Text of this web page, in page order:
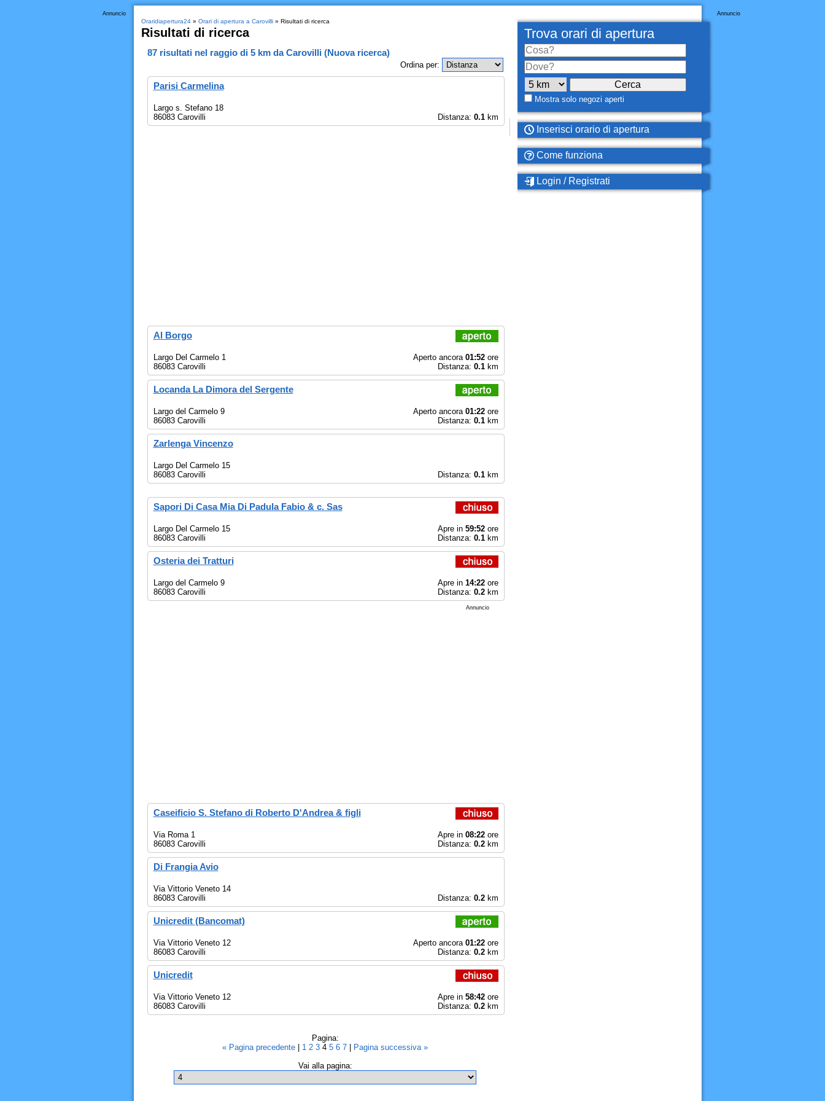
Annuncio
Oraridiapertura24» Orari di apertura a Carovilli» Risultati di ricerca
Risultati di ricerca
87risultati nel raggio di 5 kmdaCarovilli (Nuova ricerca)
Ordina per:
Parisi Carmelina
Largo s. Stefano 18
86083 Carovilli
Distanza: 0.1km
Al Borgo
Largo Del Carmelo 1
86083 Carovilli
Aperto ancora 01:52ore
Distanza: 0.1km
Locanda La Dimora del Sergente
Largo del Carmelo 9
86083 Carovilli
Aperto ancora 01:22ore
Distanza: 0.1km
Zarlenga Vincenzo
Largo Del Carmelo 15
86083 Carovilli
Distanza: 0.1km
Sapori Di Casa Mia Di Padula Fabio & c. Sas
Largo Del Carmelo 15
86083 Carovilli
Apre in 59:52ore
Distanza: 0.1km
Osteria dei Tratturi
Largo del Carmelo 9
86083 Carovilli
Apre in 14:22ore
Distanza: 0.2km
Annuncio
Caseificio S. Stefano di Roberto D'Andrea & figli
Via Roma 1
86083 Carovilli
Apre in 08:22ore
Distanza: 0.2km
Di Frangia Avio
Via Vittorio Veneto 14
86083 Carovilli
Distanza: 0.2km
Unicredit (Bancomat)
Via Vittorio Veneto 12
86083 Carovilli
Aperto ancora 01:22ore
Distanza: 0.2km
Unicredit
Via Vittorio Veneto 12
86083 Carovilli
Apre in 58:42ore
Distanza: 0.2km
Pagina:
« Pagina precedente
1 2 3 4 5 6 7
Pagina successiva »
Vai alla pagina:
Annuncio
Trova orari di apertura
Mostra solo negozi aperti
Inserisci orario di apertura
Come funziona
Login / Registrati